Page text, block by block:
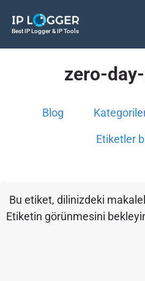
Best IP Logger & IP Tools
zero-
Blog
Etiketler